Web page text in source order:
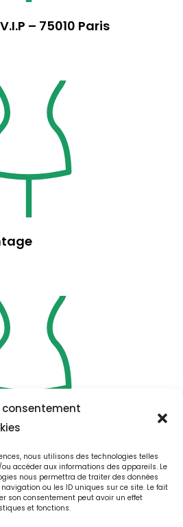
consentement
nous utilisons des technologies telles
accéder aux informations des appareils. Le
nous permettra de traiter des données
ou les ID uniques sur ce site. Le fait
son consentement peut avoir un effet
et fonctions.
– 75010 Paris